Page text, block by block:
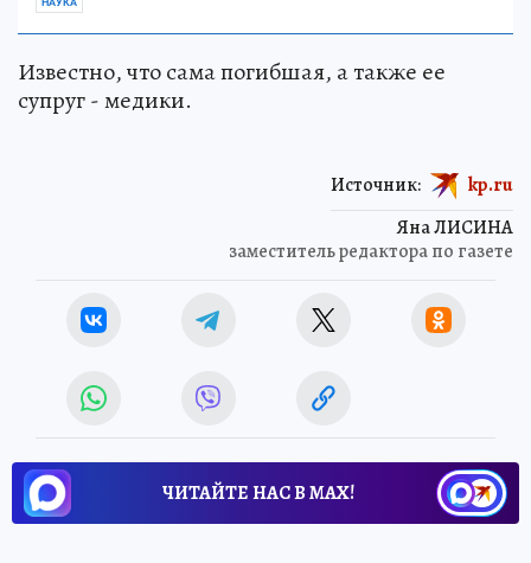
НАУКА
Известно, что сама погибшая, а также ее
супруг - медики.
Яна ЛИСИНА
заместитель редактора по газете
Источник: kp.ru
ЧИТАЙТЕ НАС В МАХ!